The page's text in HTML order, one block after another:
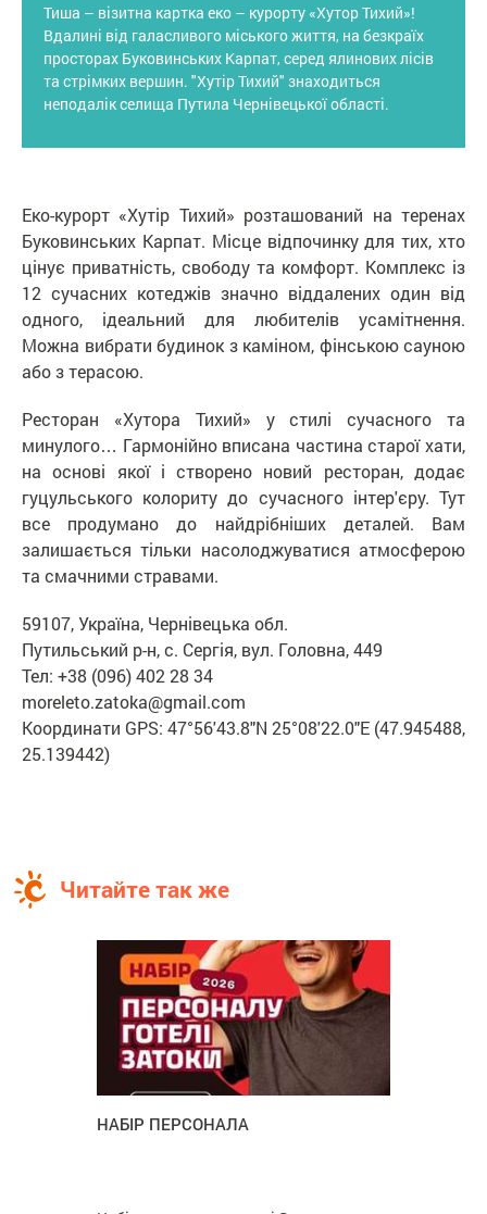
Тиша – візитна картка еко – курорту «Хутор Тихий»!
Вдалині від галасливого міського життя, на безкраїх
просторах Буковинських Карпат, серед ялинових лісів
та стрімких вершин. "Хутір Тихий" знаходиться
неподалік селища Путила Чернівецької області.
Еко-курорт «Хутір Тихий» розташований на теренах
Буковинських Карпат. Місце відпочинку для тих, хто
цінує приватність, свободу та комфорт. Комплекс із
12 сучасних котеджів значно віддалених один від
одного, ідеальний для любителів усамітнення.
Можна вибрати будинок з каміном, фінською сауною
або з терасою.
Ресторан «Хутора Тихий» у стилі сучасного та
минулого… Гармонійно вписана частина старої хати,
на основі якої і створено новий ресторан, додає
гуцульського колориту до сучасного інтер'єру. Тут
все продумано до найдрібніших деталей. Вам
залишається тільки насолоджуватися атмосферою
та смачними стравами.
59107, Україна, Чернівецька обл.
Путильський р-н, с. Сергія, вул. Головна, 449
Тел: +38 (096) 402 28 34
moreleto.zatoka@gmail.com
Координати GPS: 47°56'43.8"N 25°08'22.0"E (47.945488,
25.139442)
Читайте так же
НАБІР ПЕРСОНАЛА